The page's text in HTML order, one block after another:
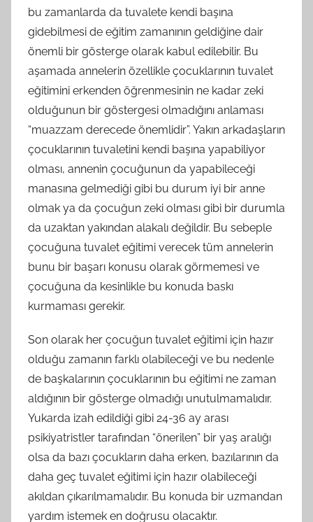
bu zamanlarda da tuvalete kendi başına
gidebilmesi de eğitim zamanının geldiğine dair
önemli bir gösterge olarak kabul edilebilir. Bu
aşamada annelerin özellikle çocuklarının tuvalet
eğitimini erkenden öğrenmesinin ne kadar zeki
olduğunun bir göstergesi olmadığını anlaması
“muazzam derecede önemlidir”. Yakın arkadaşların
çocuklarının tuvaletini kendi başına yapabiliyor
olması, annenin çocuğunun da yapabileceği
manasına gelmediği gibi bu durum iyi bir anne
olmak ya da çocuğun zeki olması gibi bir durumla
da uzaktan yakından alakalı değildir. Bu sebeple
çocuğuna tuvalet eğitimi verecek tüm annelerin
bunu bir başarı konusu olarak görmemesi ve
çocuğuna da kesinlikle bu konuda baskı
kurmaması gerekir.
Son olarak her çocuğun tuvalet eğitimi için hazır
olduğu zamanın farklı olabileceği ve bu nedenle
de başkalarının çocuklarının bu eğitimi ne zaman
aldığının bir gösterge olmadığı unutulmamalıdır.
Yukarda izah edildiği gibi 24-36 ay arası
psikiyatristler tarafından “önerilen” bir yaş aralığı
olsa da bazı çocukların daha erken, bazılarının da
daha geç tuvalet eğitimi için hazır olabileceği
akıldan çıkarılmamalıdır. Bu konuda bir uzmandan
yardım istemek en doğrusu olacaktır.